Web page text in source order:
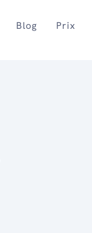
Blog Prix